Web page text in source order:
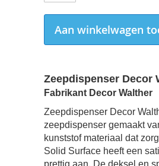
Aan winkelwagen
Zeepdispenser Decor
Fabrikant Decor Walther
Zeepdispenser Decor
zeepdispenser gemaakt
kunststof materiaal dat
Solid Surface heeft een
prettig aan. De deksel en